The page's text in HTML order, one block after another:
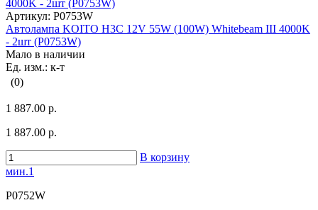
Артикул: P0753W
Автолампа KOITO H3C 12V 55W (100W) Whitebeam III 4000K
- 2шт (P0753W)
Мало в наличии
Ед. изм.: к-т
(0)
1 887.00 р.
1 887.00 р.
В корзину
мин.1
P0752W